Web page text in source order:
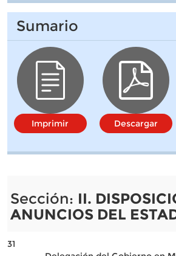
Sumario
Imprimir Descargar
Sección: II.
ANUNCIOS DEL
31